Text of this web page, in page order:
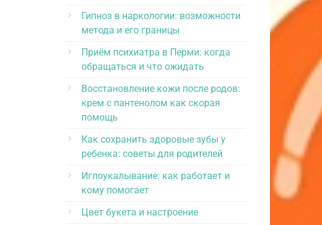
Гипноз в наркологии: возможности
метода и его границы
Приём психиатра в Перми: когда
обращаться и что ожидать
Восстановление кожи после родов:
крем с пантенолом как скорая
помощь
Как сохранить здоровые зубы у
ребенка: советы для родителей
Иглоукалывание: как работает и
кому помогает
Цвет букета и настроение